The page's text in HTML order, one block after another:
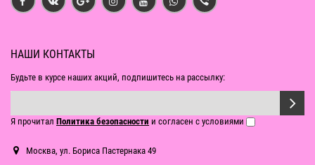
НАШИ КОНТАКТЫ
Будьте в курсе наших акций, подпишитесь на рассылку:
Я прочитал Политика безопасности и согласен с условиями
Москва, ул. Бориса Пастернака 49